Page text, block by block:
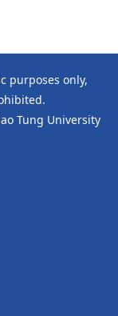
purposes only,
Tung University